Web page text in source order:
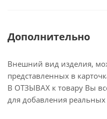
Дополнительно
Внешний вид изделия,
представленных в
В ОТЗЫВАХ к товару Вы
для добавления